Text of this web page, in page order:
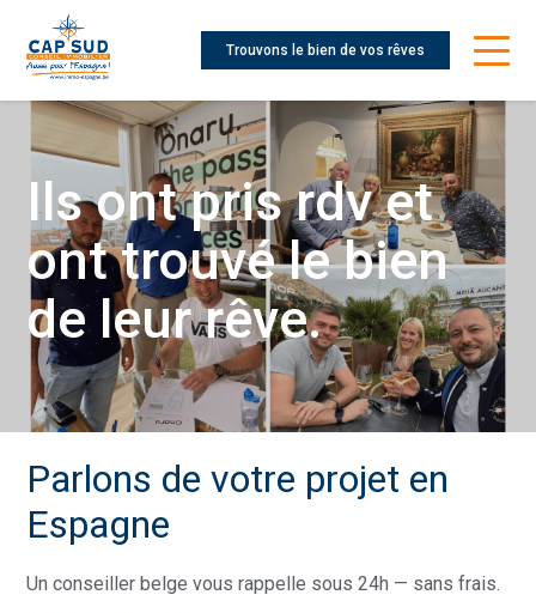
Trouvons le bien de vos rêves
Ils ont pris rdv et
ont trouvé le bien
de leur rêve.
Parlons de votre projet en
Espagne
Un conseiller belge vous rappelle sous 24h — sans frais.